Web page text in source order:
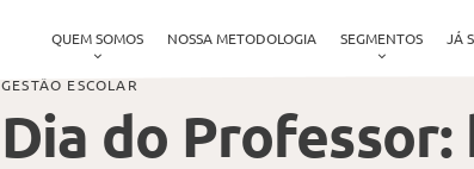
QUEM SOMOS NOSSA METODOLOGIA SEGMENTOS JÁ
GESTÃO ESCOLAR
Dia do